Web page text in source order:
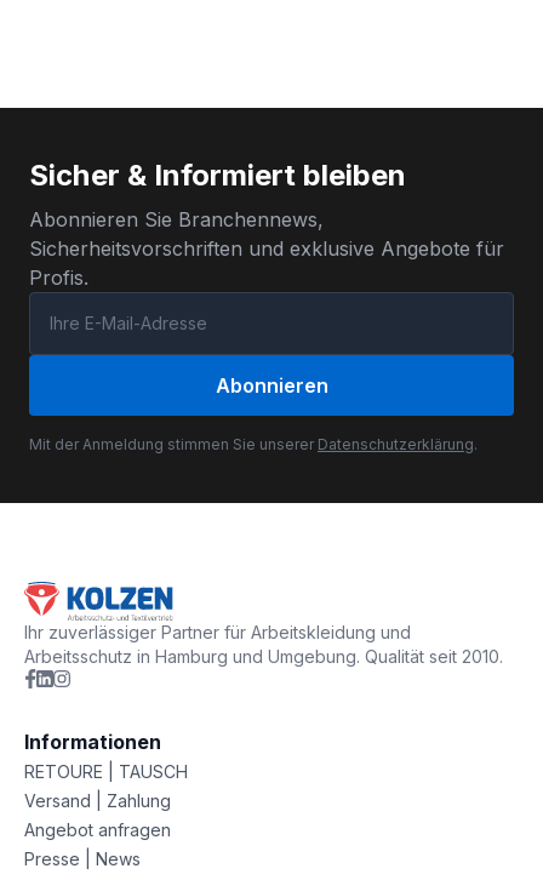
Sicher & Informiert bleiben
Abonnieren Sie Branchennews,
Sicherheitsvorschriften und exklusive Angebote für
Profis.
Abonnieren
Mit der Anmeldung stimmen Sie unserer Datenschutzerklärung.
Ihr zuverlässiger Partner für Arbeitskleidung und
Arbeitsschutz in Hamburg und Umgebung. Qualität seit 2010.
Informationen
RETOURE | TAUSCH
Versand | Zahlung
Angebot anfragen
Presse | News